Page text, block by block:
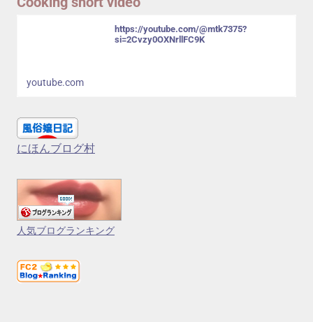
https://youtube.com/@mtk7375?
si=2Cvzy0OXNrllFC9K
youtube.com
にほんブログ村
人気ブログランキング